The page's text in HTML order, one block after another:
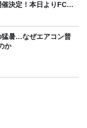
決定！本日よりFC先
猛暑…なぜエアコン普
か